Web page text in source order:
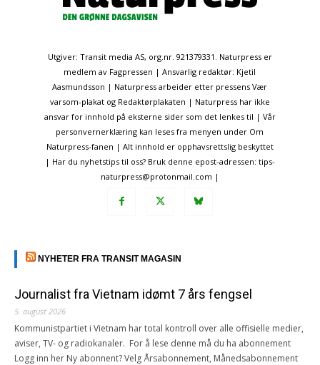
Utgiver: Transit media AS, org.nr. 921379331. Naturpress er
medlem av Fagpressen | Ansvarlig redaktør: Kjetil
Aasmundsson | Naturpress arbeider etter pressens Vær
varsom-plakat og Redaktørplakaten | Naturpress har ikke
ansvar for innhold på eksterne sider som det lenkes til | Vår
personvernerklæring kan leses fra menyen under Om
Naturpress-fanen | Alt innhold er opphavsrettslig beskyttet
| Har du nyhetstips til oss? Bruk denne epost-adressen: tips-
naturpress@protonmail.com |
NYHETER FRA TRANSIT MAGASIN
Journalist fra Vietnam idømt 7 års fengsel
5. august 2026
Kommunistpartiet i Vietnam har total kontroll over alle offisielle medier,
aviser, TV- og radiokanaler. For å lese denne må du ha abonnement
Logg inn her Ny abonnent? Velg Årsabonnement, Månedsabonnement